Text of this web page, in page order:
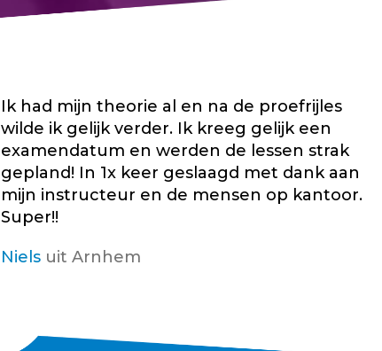
Ik had mijn theorie al en na de proefrijles
wilde ik gelijk verder. Ik kreeg gelijk een
examendatum en werden de lessen strak
gepland! In 1x keer geslaagd met dank aan
mijn instructeur en de mensen op kantoor.
Super!!
Niels uit Arnhem